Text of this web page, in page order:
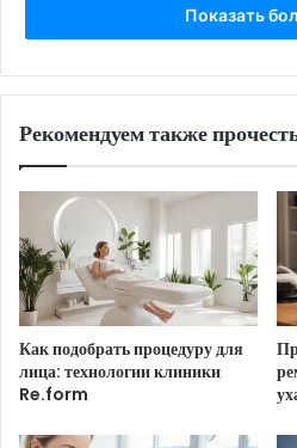
BB-код для вставки на
Ссылка на изображение:
Пусть надежды
Показать
Рекомендуем также
Как подобрать процедуру для
лица: технологии клиники
Re.form